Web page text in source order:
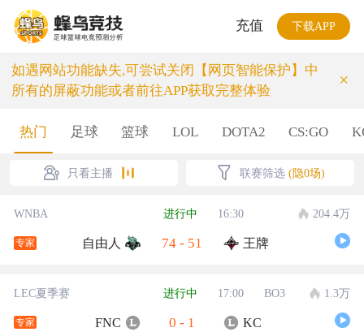
充值 下载APP
如遇网站功能缺失,可尝试关闭【网页智能保护】中
所有的屏蔽功能或者前往APP获取完整体验
×
热门 足球 篮球 LOL DOTA2 CS:GO
只看主播 联赛筛选 (隐0场)
WNBA 进行中 16:30 204.4万
专家 自由人 74 - 51 王牌
LEC夏季赛 进行中 17:00 BO3 1.3万
专家 FNC 0 - 1 KC